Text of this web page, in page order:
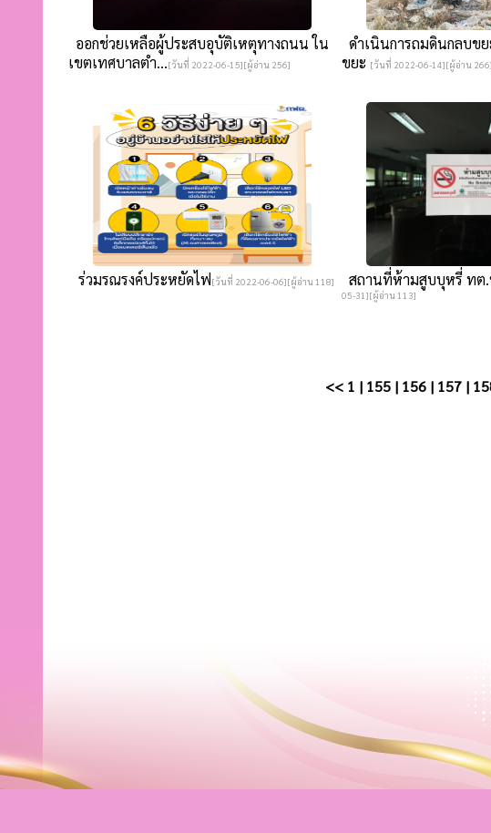
ออกช่วยเหลือผู้ประสบอุบัติเหตุทางถนน ใน
เขตเทศบาลตำ...[วันที่ 2022-06-15][ผู้อ่าน 256]
ดำเนินการถมดินกลบข
ขยะ [วันที่ 2022-06-14][ผู้อ่าน 266]
ร่วมรณรงค์ประหยัดไฟ [วันที่ 2022-06-06][ผู้อ่าน 118] สถานที่ห้ามสูบบุหรี่ ทต.
05-31][ผู้อ่าน 113]
<< 1 | 155| 156| 157|